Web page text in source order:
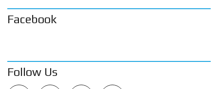
Facebook
Follow Us